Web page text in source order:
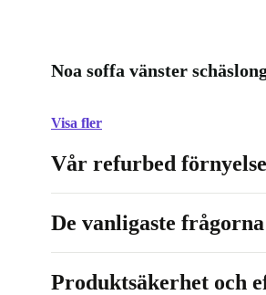
Noa soffa vänster
Visa fler
Vår refurbed
De vanligaste frågorna
Produktsäkerhet och